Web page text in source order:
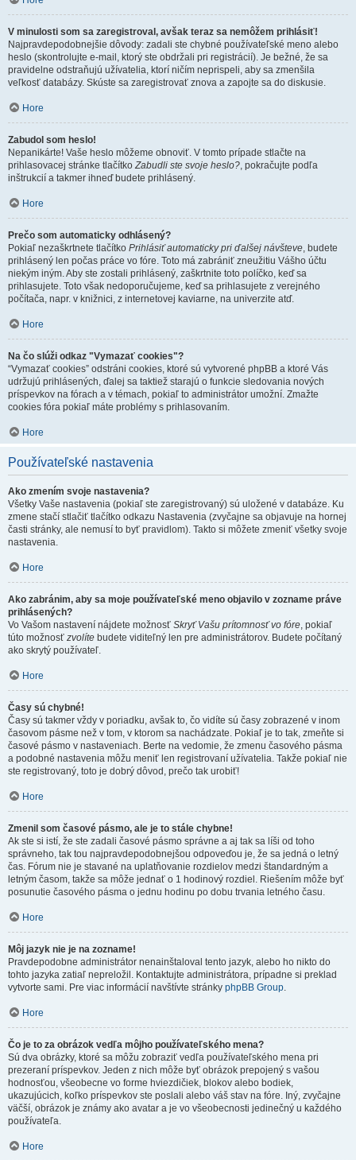
V minulosti som sa zaregistroval, avšak teraz sa nemôžem prihlásiť!
Najpravdepodobnejšie dôvody: zadali ste chybné používateľské meno alebo
heslo (skontrolujte e-mail, ktorý ste obdržali pri registrácií). Je bežné, že sa
pravidelne odstraňujú užívatelia, ktorí ničím neprispeli, aby sa zmenšila
veľkosť databázy. Skúste sa zaregistrovať znova a zapojte sa do diskusie.
Hore
Zabudol som heslo!
Nepanikárte! Vaše heslo môžeme obnoviť. V tomto prípade stlačte na
prihlasovacej stránke tlačítkoZabudli ste svoje heslo?, pokračujte podľa
inštrukcií a takmer ihneď budete prihlásený.
Hore
Prečo som automaticky odhlásený?
Pokiaľ nezaškrtnete tlačítko Prihlásiť automaticky pri ďalšej návšteve, budete
prihlásený len počas práce vo fóre. Toto má zabrániť zneužitiu Vášho účtu
niekým iným. Aby ste zostali prihlásený, zaškrtnite toto políčko, keď sa
prihlasujete. Toto však nedoporučujeme, keď sa prihlasujete z verejného
počítača, napr. v knižnici, z internetovej kaviarne, na univerzite atď.
Hore
Na čo slúži odkaz "Vymazať cookies"?
“Vymazať cookies” odstráni cookies, ktoré sú vytvorené phpBB a ktoré Vás
udržujú prihlásených, ďalej sa taktiež starajú o funkcie sledovania nových
príspevkov na fórach a v témach, pokiaľ to administrátor umožní. Zmažte
cookies fóra pokiaľ máte problémy s prihlasovaním.
Hore
Používateľské nastavenia
Ako zmením svoje nastavenia?
Všetky Vaše nastavenia (pokiaľ ste zaregistrovaný) sú uložené v databáze. Ku
zmene stačí stlačiť tlačítko odkazu Nastavenia (zvyčajne sa objavuje na hornej
časti stránky, ale nemusí to byť pravidlom). Takto si môžete zmeniť všetky svoje
nastavenia.
Hore
Ako zabránim, aby sa moje používateľské meno objavilo v zozname práve
prihlásených?
Vo Vašom nastavení nájdete možnosť Skryť Vašu prítomnosť vo fóre, pokiaľ
túto možnosť zvolíte budete viditeľný len pre administrátorov. Budete počítaný
ako skrytý používateľ.
Hore
Časy sú chybné!
Časy sú takmer vždy v poriadku, avšak to, čo vidíte sú časy zobrazené v inom
časovom pásme než v tom, v ktorom sa nachádzate. Pokiaľ je to tak, zmeňte si
časové pásmo v nastaveniach. Berte na vedomie, že zmenu časového pásma
a podobné nastavenia môžu meniť len registrovaní užívatelia. Takže pokiaľ nie
ste registrovaný, toto je dobrý dôvod, prečo tak urobiť!
Hore
Zmenil som časové pásmo, ale je to stále chybne!
Ak ste si istí, že ste zadali časové pásmo správne a aj tak sa líši od toho
správneho, tak tou najpravdepodobnejšou odpoveďou je, že sa jedná o letný
čas. Fórum nie je stavané na uplatňovanie rozdielov medzi štandardným a
letným časom, takže sa môže jednať o 1 hodinový rozdiel. Riešením môže byť
posunutie časového pásma o jednu hodinu po dobu trvania letného času.
Hore
Môj jazyk nie je na zozname!
Pravdepodobne administrátor nenainštaloval tento jazyk, alebo ho nikto do
tohto jazyka zatiaľ nepreložil. Kontaktujte administrátora, prípadne si preklad
vytvorte sami. Pre viac informácií navštívte stránky phpBB Group.
Hore
Čo je to za obrázok vedľa môjho používateľského mena?
Sú dva obrázky, ktoré sa môžu zobraziť vedľa používateľského mena pri
prezeraní príspevkov. Jeden z nich môže byť obrázok prepojený s vašou
hodnosťou, všeobecne vo forme hviezdičiek, blokov alebo bodiek,
ukazujúcich, koľko príspevkov ste poslali alebo váš stav na fóre. Iný, zvyčajne
väčší, obrázok je známy ako avatar a je vo všeobecnosti jedinečný u každého
používateľa.
Hore